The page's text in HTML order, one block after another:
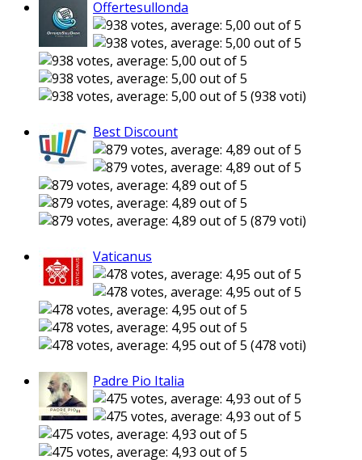
Offertesullonda
(938 voti)
Best Discount
(879 voti)
Vaticanus
(478 voti)
Padre Pio Italia